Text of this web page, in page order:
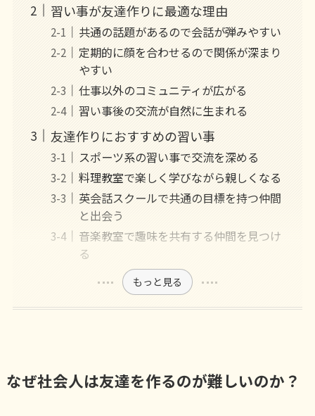
習い事が友達作りに最適な理由
共通の話題があるので会話が弾みやすい
定期的に顔を合わせるので関係が深まり
やすい
仕事以外のコミュニティが広がる
習い事後の交流が自然に生まれる
友達作りにおすすめの習い事
スポーツ系の習い事で交流を深める
料理教室で楽しく学びながら親しくなる
英会話スクールで共通の目標を持つ仲間
と出会う
音楽教室で趣味を共有する仲間を見つけ
る
もっと見る
なぜ社会人は友達を作るのが難しいのか？